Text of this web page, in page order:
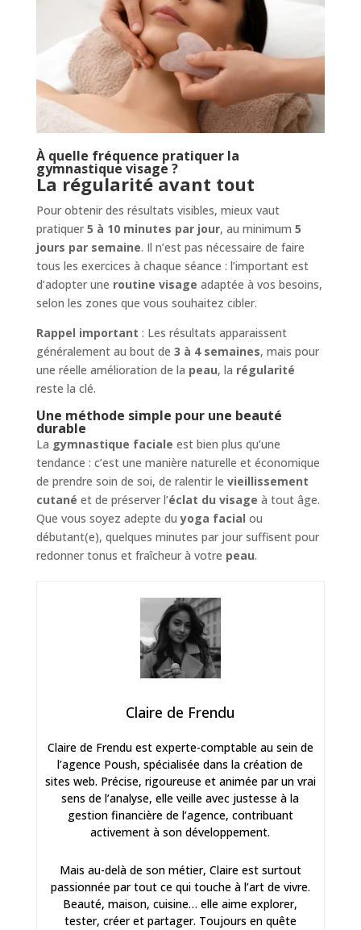
À quelle fréquence pratiquer la
gymnastique visage ?
La régularité avant tout
Pour obtenir des résultats visibles, mieux vaut
pratiquer 5 à 10 minutes par jour, au minimum 5
jours par semaine. Il n’est pas nécessaire de faire
tous les exercices à chaque séance : l’important est
d’adopter une routine visage adaptée à vos besoins,
selon les zones que vous souhaitez cibler.
Rappel important : Les résultats apparaissent
généralement au bout de 3 à 4 semaines, mais pour
une réelle amélioration de la peau, la régularité
reste la clé.
Une méthode simple pour une beauté
durable
La gymnastique faciale est bien plus qu’une
tendance : c’est une manière naturelle et économique
de prendre soin de soi, de ralentir le vieillissement
cutané et de préserver l’éclat du visage à tout âge.
Que vous soyez adepte duyoga facial ou
débutant(e), quelques minutes par jour suffisent pour
redonner tonus et fraîcheur à votre peau.
Claire de Frendu
Claire de Frendu est experte-comptable au sein de
l’agence Poush, spécialisée dans la création de
sites web. Précise, rigoureuse et animée par un vrai
sens de l’analyse, elle veille avec justesse à la
gestion financière de l’agence, contribuant
activement à son développement.
Mais au-delà de son métier, Claire est surtout
passionnée par tout ce qui touche à l’art de vivre.
Beauté, maison, cuisine… elle aime explorer,
tester, créer et partager. Toujours en quête